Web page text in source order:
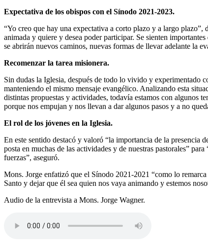
Expectativa de los obispos con el Sínodo 2021-2023.
“Yo creo que hay una expectativa a corto plazo y a largo
animada y quiere y desea poder participar. Se sienten
se abrirán nuevos caminos, nuevas formas de llevar adelante la
Recomenzar la tarea misionera.
Sin dudas la Iglesia, después de todo lo vivido y experimentado
manteniendo el mismo mensaje evangélico. Analizando esta
distintas propuestas y actividades, todavía estamos con algunos
porque nos empujan y nos llevan a dar algunos pasos y a no
El rol de los jóvenes en la Iglesia.
En este sentido destacó y valoró “la importancia de la presencia
posta en muchas de las actividades y de nuestras pastorales”
fuerzas”, aseguró.
Mons. Jorge enfatizó que el Sínodo 2021-2021 “como lo
Santo y dejar que él sea quien nos vaya animando y estemos
Audio de la entrevista a Mons. Jorge Wagner.